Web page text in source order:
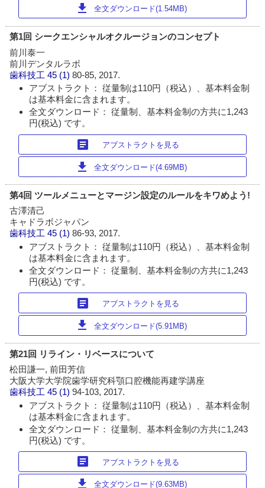
download 全文ダウンロード(1.54MB)
第1回 シークエンシャルオクルージョンのコンセプト
前川泰一
前川デンタルラボ
歯科技工 45 (1)80-85, 2017.
アブストラクト： 従量制は110円（税込）、基本料金制
は基本料金に含まれます。
全文ダウンロード： 従量制、基本料金制の方共に1,243
円(税込) です。
article アブストラクトを見る
download 全文ダウンロード(4.69MB)
第4回 ツールメニューとマージン設定のルールをキワめよう!
古澤清己
キャドラボジャパン
歯科技工 45 (1)86-93, 2017.
アブストラクト： 従量制は110円（税込）、基本料金制
は基本料金に含まれます。
全文ダウンロード： 従量制、基本料金制の方共に1,243
円(税込) です。
article アブストラクトを見る
download 全文ダウンロード(5.91MB)
第21回 リライン・リベースについて
松田謙一, 前田芳信
大阪大学大学院歯学研究科顎口腔機能再建学講座
歯科技工 45 (1)94-103, 2017.
アブストラクト： 従量制は110円（税込）、基本料金制
は基本料金に含まれます。
全文ダウンロード： 従量制、基本料金制の方共に1,243
円(税込) です。
article アブストラクトを見る
download 全文ダウンロード(9.63MB)